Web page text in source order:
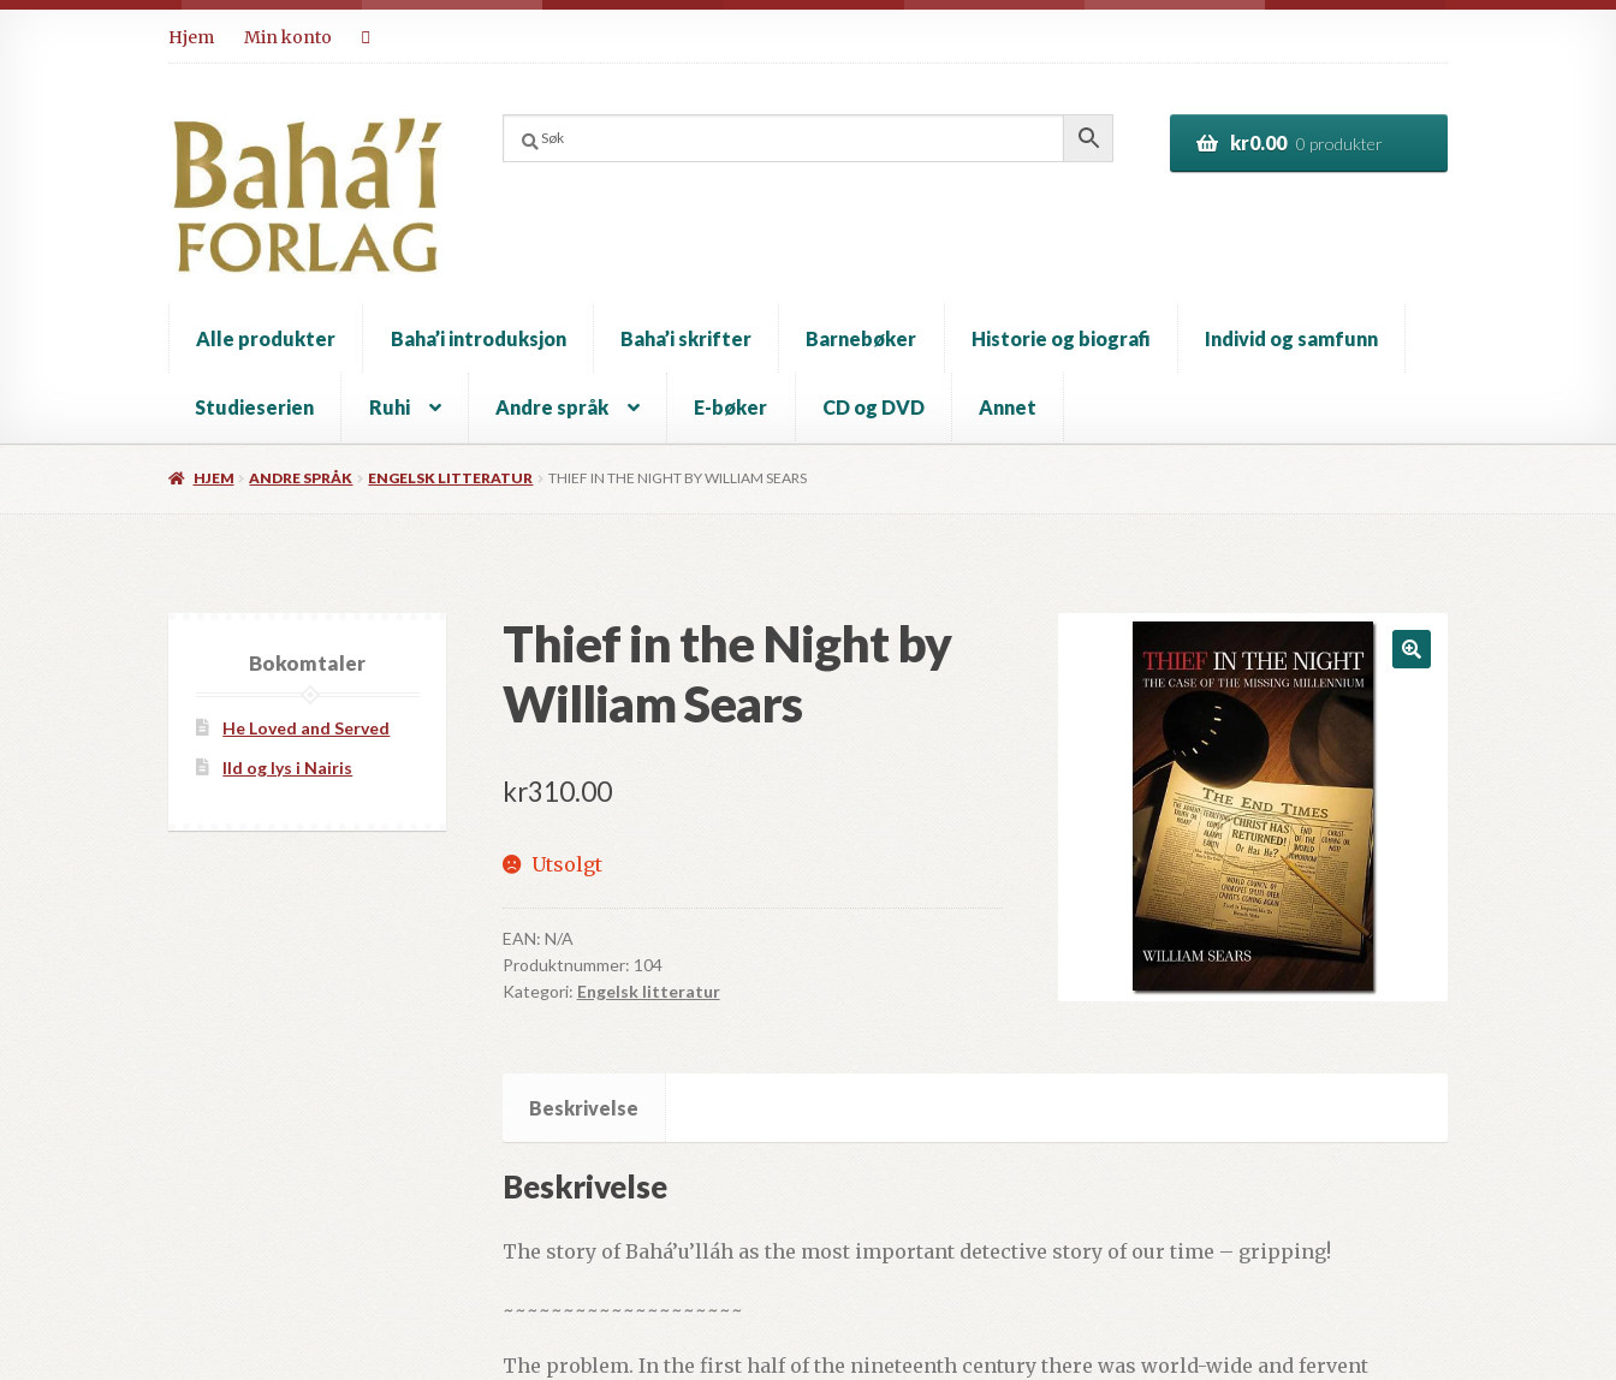
Hopp
til
Hopp
til
Hjem Min konto
kr0.00 0 produkter
Alle produkter Baha’i introduksjon Baha’i skrifter Barnebøker Historie og biografi Individ og samfunn
Studieserien Ruhi Andre språk E-bøker CD og DVD Annet
HJEM ANDRE SPRÅK ENGELSK LITTERATUR THIEF IN THE NIGHT BY WILLIAM SEARS
Thief in the Night by
William Sears
kr310.00
Utsolgt
EAN: N/A
Produktnummer: 104
Kategori: Engelsk litteratur
Beskrivelse
Beskrivelse
The story of Bahá’u’lláh as the most important detective story of our time – gripping!
~~~~~~~~~~~~~~~~~~~~
The problem. In the first half of the nineteenth century there was world-wide and fervent
Bokomtaler
He Loved and Served
Ild og lys i Nairis